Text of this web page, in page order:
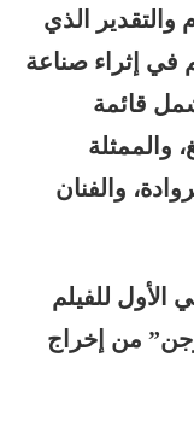
والتقدير الذي
إثراء صناعة
قائمة
والممثلة
والفنان
الأول للفيلم
من إخراج